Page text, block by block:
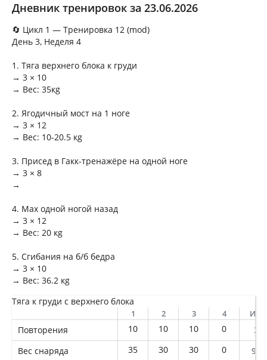
Дневник тренировок за 23.06.2026
🔄 Цикл 1 — Тренировка 12 (mod)
День 3, Неделя 4
1. Тяга верхнего блока к груди
→ 3 × 10
→ Вес: 35кg
2. Ягодичный мост на 1 ноге
→ 3 × 12
→ Вес: 10-20.5 кg
3. Присед в Гакк-тренажёре на одной ноге
→ 3 × 8
→
4. Мах одной ногой назад
→ 3 × 12
→ Вес: 20 кg
5. Сгибания на б/б бедра
→ 3 × 10
→ Вес: 36.2 кg
Тяга к груди с верхнего блока
1 2 3 4
Повторения 10 10 10 0
30
Вес снаряда
35 30 30 0 950